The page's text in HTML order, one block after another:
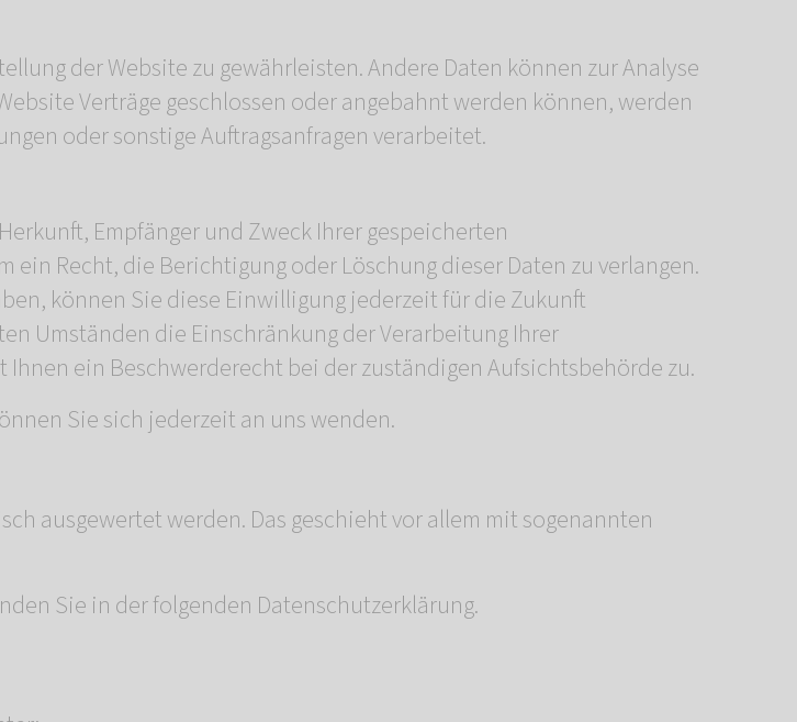
der Website zu gewährleisten. Andere Daten können zur Analyse
Verträge geschlossen oder angebahnt werden können, werden
oder sonstige Auftragsanfragen verarbeitet.
Empfänger und Zweck Ihrer gespeicherten
Recht, die Berichtigung oder Löschung dieser Daten zu verlangen.
können Sie diese Einwilligung jederzeit für die Zukunft
Umständen die Einschränkung der Verarbeitung Ihrer
ein Beschwerderecht bei der zuständigen Aufsichtsbehörde zu.
Sie sich jederzeit an uns wenden.
ausgewertet werden. Das geschieht vor allem mit sogenannten
Sie in der folgenden Datenschutzerklärung.